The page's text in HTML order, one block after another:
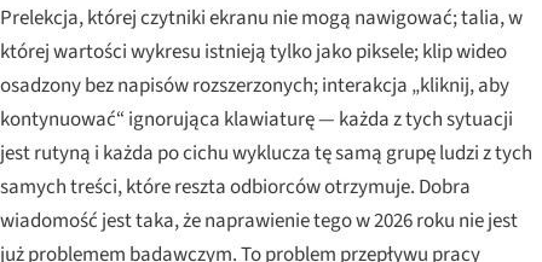
Prelekcja, której czytniki ekranu nie mogą nawigować; talia, w
której wartości wykresu istnieją tylko jako piksele; klip wideo
osadzony bez napisów rozszerzonych; interakcja „kliknij, aby
kontynuować“ ignorująca klawiaturę — każda z tych sytuacji
jest rutyną i każda po cichu wyklucza tę samą grupę ludzi z tych
samych treści, które reszta odbiorców otrzymuje. Dobra
wiadomość jest taka, że naprawienie tego w 2026 roku nie jest
już problemem badawczym. To problem przepływu pracy